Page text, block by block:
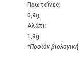
Πρωτεΐνες:
0,9g
Αλάτι:
1,9g
*Προϊόν